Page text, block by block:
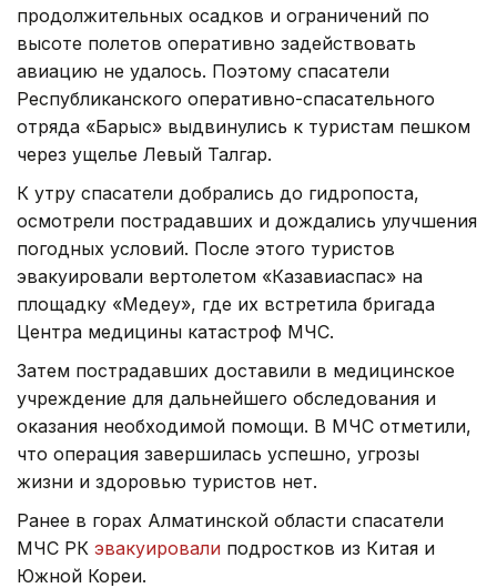
продолжительных осадков и ограничений по
высоте полетов оперативно задействовать
авиацию не удалось. Поэтому спасатели
Республиканского оперативно-спасательного
отряда «Барыс» выдвинулись к туристам пешком
через ущелье Левый Талгар.
К утру спасатели добрались до гидропоста,
осмотрели пострадавших и дождались улучшения
погодных условий. После этого туристов
эвакуировали вертолетом «Казавиаспас» на
площадку «Медеу», где их встретила бригада
Центра медицины катастроф МЧС.
Затем пострадавших доставили в медицинское
учреждение для дальнейшего обследования и
оказания необходимой помощи. В МЧС отметили,
что операция завершилась успешно, угрозы
жизни и здоровью туристов нет.
Ранее в горах Алматинской области спасатели
МЧС РК эвакуировали подростков из Китая и
Южной Кореи.